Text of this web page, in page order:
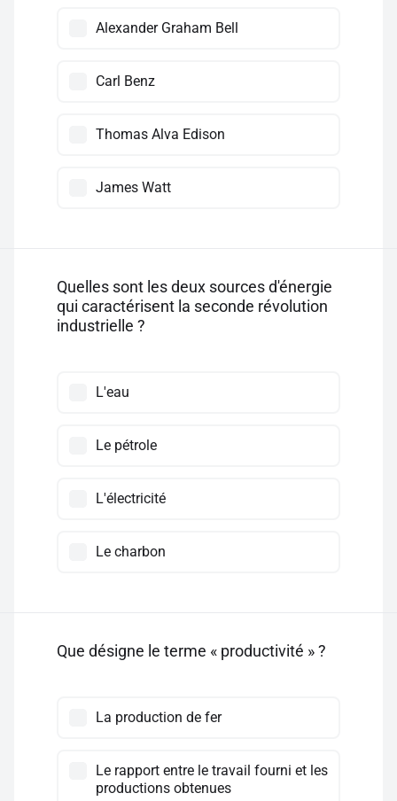
Alexander Graham Bell
Carl Benz
Thomas Alva Edison
James Watt
Quelles sont les deux sources d'énergie
qui caractérisent la seconde révolution
industrielle ?
L'eau
Le pétrole
L'électricité
Le charbon
Que désigne le terme « productivité » ?
La production de fer
Le rapport entre le travail fourni et les
productions obtenues